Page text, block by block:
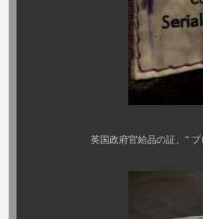
英国政府官給品の証、“ ブロード